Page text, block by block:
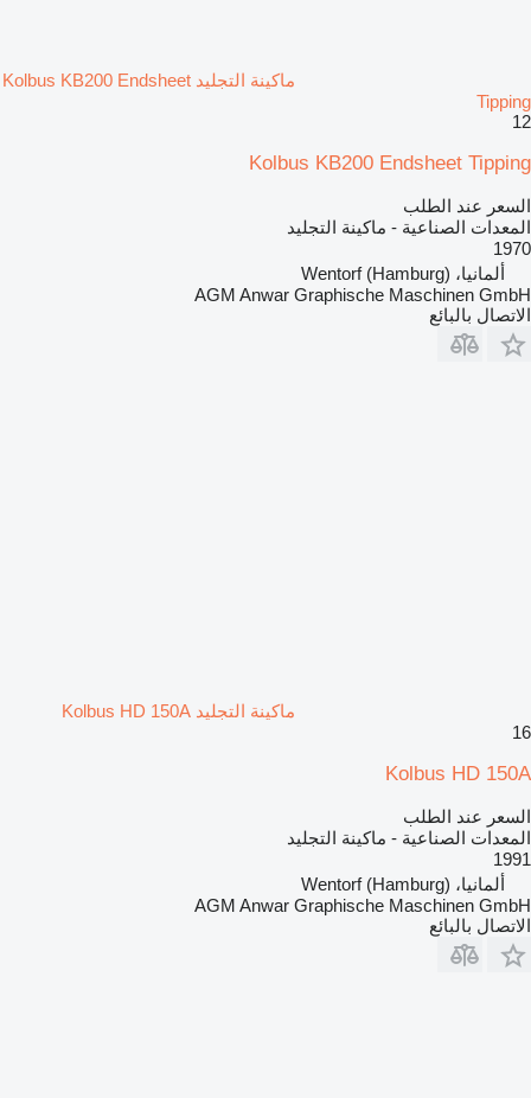
ماكينة التجليد Kolbus KB200 Endsheet
Tipping
12
Kolbus KB200 Endsheet Tipping
السعر عند الطلب
المعدات الصناعية - ماكينة التجليد
1970
ألمانيا، Wentorf (Hamburg)
AGM Anwar Graphische Maschinen GmbH
الاتصال بالبائع
ماكينة التجليد Kolbus HD 150A
16
Kolbus HD 150A
السعر عند الطلب
المعدات الصناعية - ماكينة التجليد
1991
ألمانيا، Wentorf (Hamburg)
AGM Anwar Graphische Maschinen GmbH
الاتصال بالبائع